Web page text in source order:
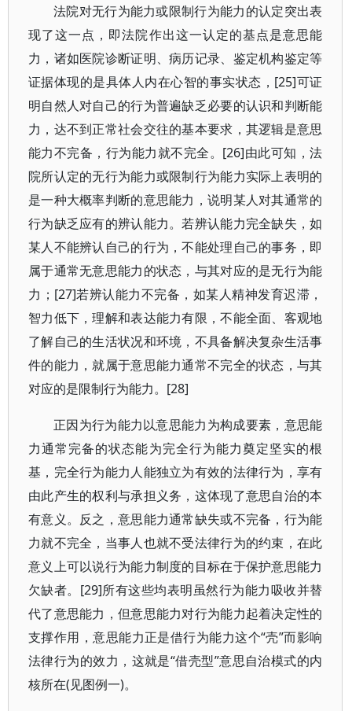
法院对无行为能力或限制行为能力的认定突出表
现了这一点，即法院作出这一认定的基点是意思能
力，诸如医院诊断证明、病历记录、鉴定机构鉴定等
证据体现的是具体人内在心智的事实状态，[25]可证
明自然人对自己的行为普遍缺乏必要的认识和判断能
力，达不到正常社会交往的基本要求，其逻辑是意思
能力不完备，行为能力就不完全。[26]由此可知，法
院所认定的无行为能力或限制行为能力实际上表明的
是一种大概率判断的意思能力，说明某人对其通常的
行为缺乏应有的辨认能力。若辨认能力完全缺失，如
某人不能辨认自己的行为，不能处理自己的事务，即
属于通常无意思能力的状态，与其对应的是无行为能
力；[27]若辨认能力不完备，如某人精神发育迟滞，
智力低下，理解和表达能力有限，不能全面、客观地
了解自己的生活状况和环境，不具备解决复杂生活事
件的能力，就属于意思能力通常不完全的状态，与其
对应的是限制行为能力。[28]
正因为行为能力以意思能力为构成要素，意思能
力通常完备的状态能为完全行为能力奠定坚实的根
基，完全行为能力人能独立为有效的法律行为，享有
由此产生的权利与承担义务，这体现了意思自治的本
有意义。反之，意思能力通常缺失或不完备，行为能
力就不完全，当事人也就不受法律行为的约束，在此
意义上可以说行为能力制度的目标在于保护意思能力
欠缺者。[29]所有这些均表明虽然行为能力吸收并替
代了意思能力，但意思能力对行为能力起着决定性的
支撑作用，意思能力正是借行为能力这个“壳”而影响
法律行为的效力，这就是“借壳型”意思自治模式的内
核所在(见图例一)。